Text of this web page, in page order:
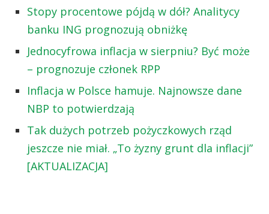
Stopy procentowe pójdą w dół? Analitycy
banku ING prognozują obniżkę
Jednocyfrowa inflacja w sierpniu? Być może
– prognozuje członek RPP
Inflacja w Polsce hamuje. Najnowsze dane
NBP to potwierdzają
Tak dużych potrzeb pożyczkowych rząd
jeszcze nie miał. „To żyzny grunt dla inflacji”
[AKTUALIZACJA]